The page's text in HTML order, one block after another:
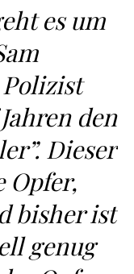
es um
den
Dieser
Opfer,
bisher ist
genug